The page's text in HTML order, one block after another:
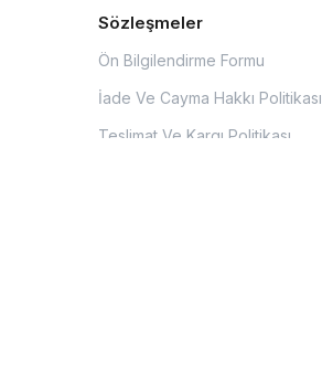
Sözleşmeler
Ön Bilgilendirme Formu
İade Ve Cayma Hakkı Politikası
Teslimat Ve Kargı Politikası